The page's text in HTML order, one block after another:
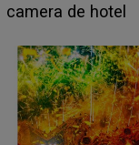
faptului